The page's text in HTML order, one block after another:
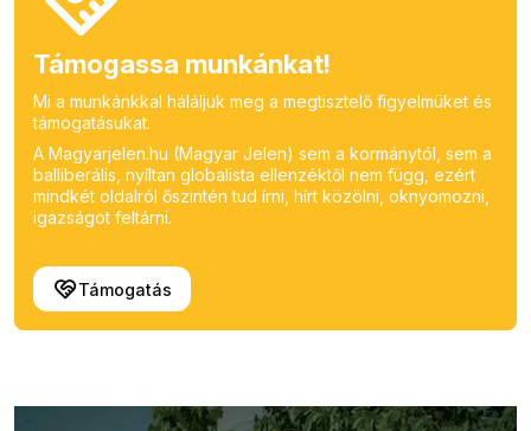
Támogassa munkánkat!
Mi a munkánkkal háláljuk meg a megtisztelő figyelmüket és
támogatásukat.
A Magyarjelen.hu (Magyar Jelen) sem a kormánytól, sem a
balliberális, nyíltan globalista ellenzéktől nem függ, ezért
mindkét oldalról őszintén tud írni, hírt közölni, oknyomozni,
igazságot feltárni.
Támogatás